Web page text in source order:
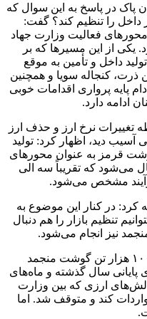
پاک در پاسخ به این سوال که
داخل را تنظیم کند؟ گفت:
فعالیت وزارت جهاد
از این مسیرها که بر
داخل و تأمین به موقع
ذرت، کنجاله سویا و همچنین
پایه پرواری اقدامات خوبی
ادامه دارد.
تغییرات نرخ ارز و حذف ارز
دید، اظهار کرد: تولید
قرمز به عنوان محورهای
می‌شود که تقریباً سه الی
فرآیند مشخص می‌شود.
کرد: در کنار این موضوع به
تنظیم بازار را هم دنبال
نیز انجام می‌شود.
به گفته وی، سالانه به طور میانگین ۱۰۰ هزار تن گوشت منجمد
پایانی سال گذشته و ماه‌های
ارزی که بین وزارت
کند و متوقف شد. اما